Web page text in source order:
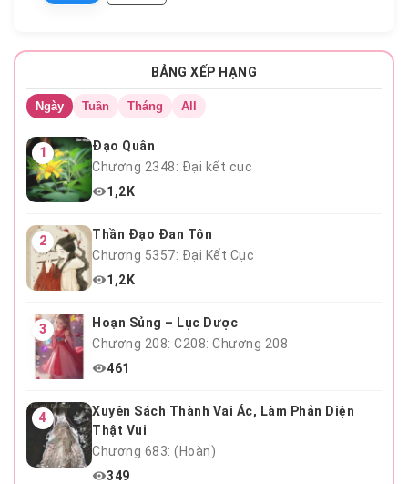
Chương 4
BẢNG XẾP HẠNG
Ngày Tuần Tháng All
1
Đạo Quân
Chương 2348: Đại kết cục
1,2K
2
Thần Đạo Đan Tôn
Chương 5357: Đại Kết Cục
1,2K
3
Hoạn Sủng – Lục Dược
Chương 208: C208: Chương 208
461
4
Xuyên Sách Thành Vai Ác, Làm Phản Diện
Thật Vui
Chương 683: (Hoàn)
349